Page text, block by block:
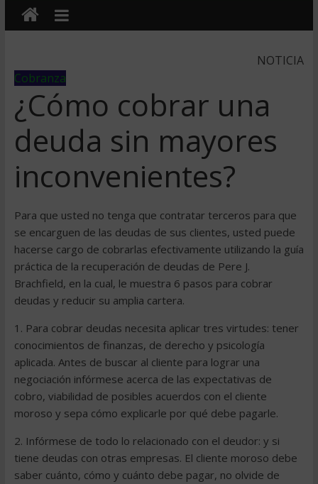
NOTICIA
Cobranza
¿Cómo cobrar una
deuda sin mayores
inconvenientes?
Para que usted no tenga que contratar terceros para que
se encarguen de las deudas de sus clientes, usted puede
hacerse cargo de cobrarlas efectivamente utilizando la guía
práctica de la recuperación de deudas de Pere J.
Brachfield, en la cual, le muestra 6 pasos para cobrar
deudas y reducir su amplia cartera.
1. Para cobrar deudas necesita aplicar tres virtudes: tener
conocimientos de finanzas, de derecho y psicología
aplicada. Antes de buscar al cliente para lograr una
negociación infórmese acerca de las expectativas de
cobro, viabilidad de posibles acuerdos con el cliente
moroso y sepa cómo explicarle por qué debe pagarle.
2. Infórmese de todo lo relacionado con el deudor: y si
tiene deudas con otras empresas. El cliente moroso debe
saber cuánto, cómo y cuánto debe pagar, no olvide de